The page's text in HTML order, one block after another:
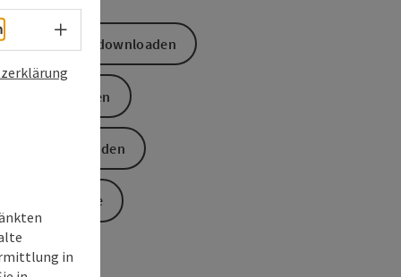
GPS Daten downloaden
PDF erstellen
Anfrage senden
Zur Website
Sprachwahl - Menü öffnen
in